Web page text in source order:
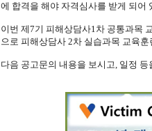
에 합격을 해야 자격심사를 받게 되어
이번 제7기 피해상담사1차 공통과목
으로 피해상담사 2차 실습과목 교육
다음 공고문의 내용을 보시고, 일정